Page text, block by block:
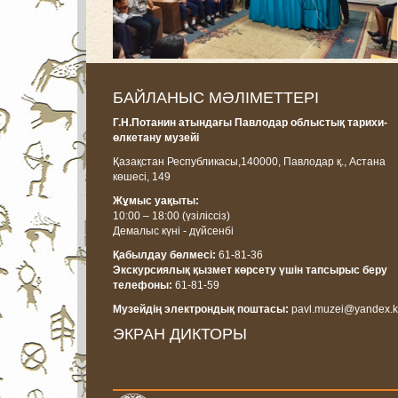
БАЙЛАНЫС МӘЛІМЕТТЕРІ
Г.Н.Потанин атындағы Павлодар облыстық тарихи-
өлкетану музейі
Қазақстан Республикасы,140000, Павлодар қ., Астана
көшесі, 149
Жұмыс уақыты:
10:00 – 18:00 (үзіліссіз)
Демалыс күні - дүйсенбі
Қабылдау бөлмесі: 61-81-36
Экскурсиялық қызмет көрсету үшін тапсырыс беру
телефоны: 61-81-59
Музейдің электрондық поштасы:
ЭКРАН ДИКТОРЫ